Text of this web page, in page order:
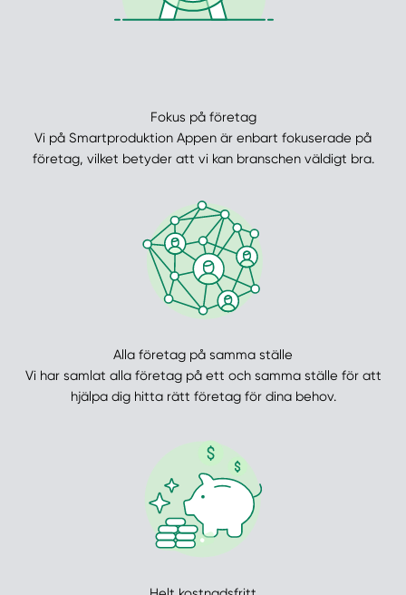
Fokus på företag
Vi på Smartproduktion Appen är enbart fokuserade på
företag, vilket betyder att vi kan branschen väldigt bra.
Alla företag på samma ställe
Vi har samlat alla företag på ett och samma ställe för att
hjälpa dig hitta rätt företag för dina behov.